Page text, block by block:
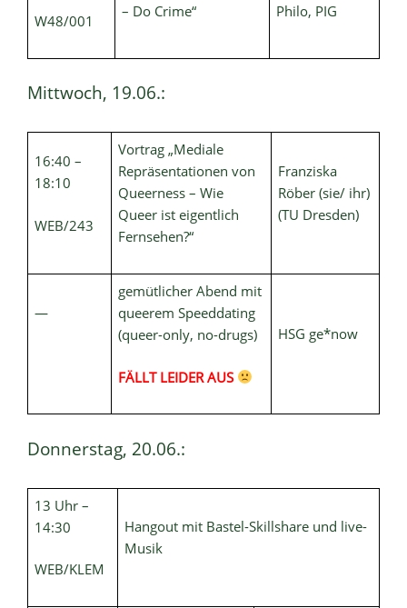
W48/001
– Do Crime“
Philo, PIG
Mittwoch, 19.06.:
16:40 –
18:10
WEB/243
Vortrag „Mediale
Repräsentationen von
Queerness – Wie
Queer ist eigentlich
Fernsehen?“
Franziska
Röber (sie/ ihr)
(TU Dresden)
—
gemütlicher Abend mit
queerem Speeddating
(queer-only, no-drugs)
FÄLLT LEIDER AUS
HSG ge*now
Donnerstag, 20.06.:
13 Uhr –
14:30
WEB/KLEM
Hangout mit Bastel-Skillshare und live-
Musik